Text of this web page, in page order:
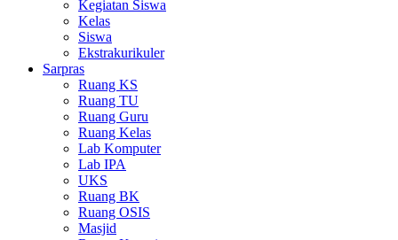
Kegiatan Siswa
Kelas
Siswa
Ekstrakurikuler
Sarpras
Ruang KS
Ruang TU
Ruang Guru
Ruang Kelas
Lab Komputer
Lab IPA
UKS
Ruang BK
Ruang OSIS
Masjid